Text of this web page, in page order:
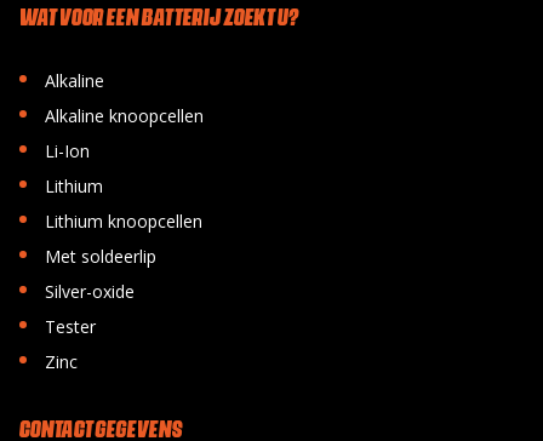
WAT VOOR EEN BATTERIJ ZOEKT U?
• Alkaline
• Alkaline knoopcellen
• Li-Ion
• Lithium
• Lithium knoopcellen
• Met soldeerlip
• Silver-oxide
• Tester
• Zinc
CONTACT GEGEVENS